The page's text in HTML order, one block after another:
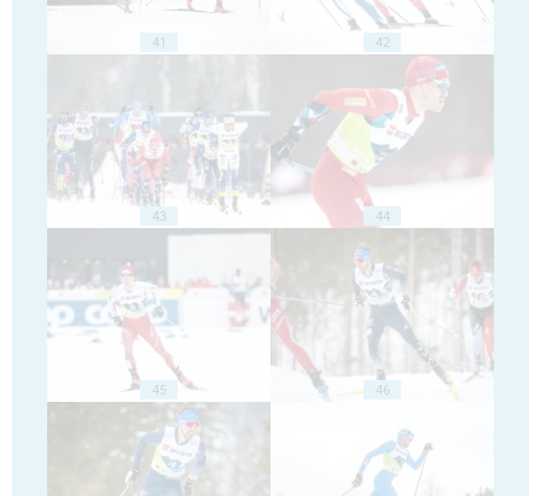
41 42
43 44
45 46